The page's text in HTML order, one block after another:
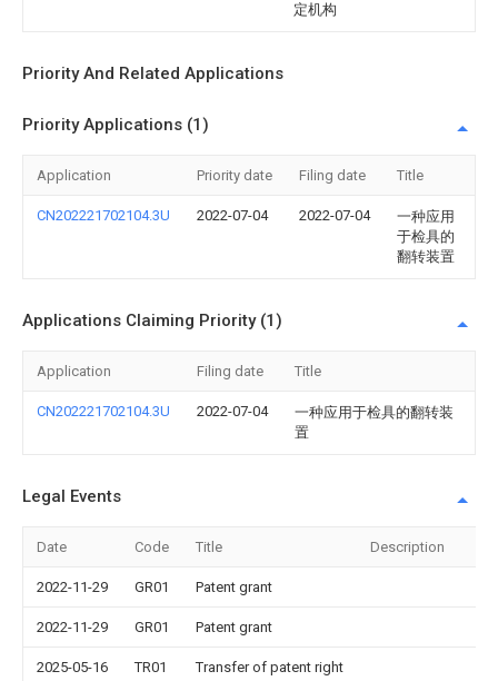
定机构
Priority And Related Applications
Priority Applications (1)
Application Priority date Filing date Title
CN202221702104.3U 2022-07-04 2022-07-04
一种应用
于检具的
翻转装置
Applications Claiming Priority (1)
Application Filing date Title
CN202221702104.3U 2022-07-04
一种应用于检具的翻转装
置
Legal Events
Date Code Title Description
2022-11-29 GR01 Patent grant
2022-11-29 GR01 Patent grant
2025-05-16 TR01 Transfer of patent right